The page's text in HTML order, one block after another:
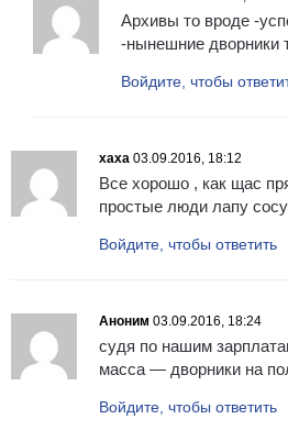
Архивы то вроде -
-нынешние дворники
Войдите, чтобы
хаха 03.09.2016, 18:12
Все хорошо , как щас
простые люди лапу
Войдите, чтобы ответить
Аноним 03.09.2016, 18:24
судя по нашим
масса — дворники на
Войдите, чтобы ответить